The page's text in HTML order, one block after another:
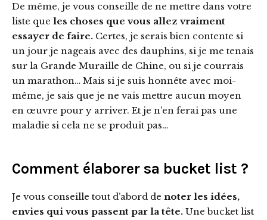
De même, je vous conseille de ne mettre dans votre
liste que les choses que vous allez vraiment
essayer de faire. Certes, je serais bien contente si
un jour je nageais avec des dauphins, si je me tenais
sur la Grande Muraille de Chine, ou si je courrais
un marathon… Mais si je suis honnête avec moi-
même, je sais que je ne vais mettre aucun moyen
en œuvre pour y arriver. Et je n’en ferai pas une
maladie si cela ne se produit pas…
Comment élaborer sa bucket list ?
Je vous conseille tout d’abord de noter les idées,
envies qui vous passent par la tête. Une bucket list